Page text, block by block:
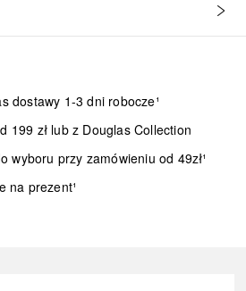
dostawy 1-3 dni robocze¹
199 zł lub z Douglas Collection
wyboru przy zamówieniu od 49zł¹
na prezent¹